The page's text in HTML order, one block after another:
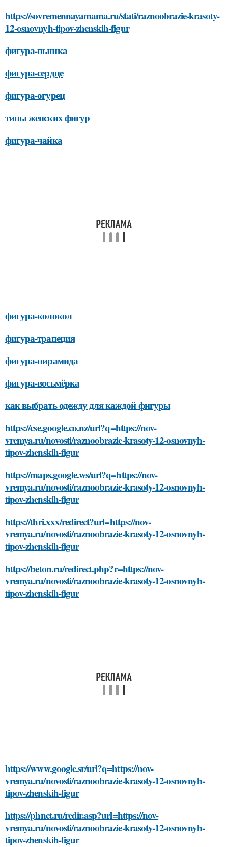
https://sovremennayamama.ru/stati/raznoobrazie-krasoty-
12-osnovnyh-tipov-zhenskih-figur
фигура-пышка
фигура-сердце
фигура-огурец
типы женских фигур
фигура-чайка
фигура-колокол
фигура-трапеция
фигура-пирамида
фигура-восьмёрка
как выбрать одежду для каждой фигуры
https://cse.google.co.nz/url?q=https://nov-
vremya.ru/novosti/raznoobrazie-krasoty-12-osnovnyh-
tipov-zhenskih-figur
https://maps.google.ws/url?q=https://nov-
vremya.ru/novosti/raznoobrazie-krasoty-12-osnovnyh-
tipov-zhenskih-figur
https://thri.xxx/redirect?url=https://nov-
vremya.ru/novosti/raznoobrazie-krasoty-12-osnovnyh-
tipov-zhenskih-figur
https://beton.ru/redirect.php?r=https://nov-
vremya.ru/novosti/raznoobrazie-krasoty-12-osnovnyh-
tipov-zhenskih-figur
https://www.google.sr/url?q=https://nov-
vremya.ru/novosti/raznoobrazie-krasoty-12-osnovnyh-
tipov-zhenskih-figur
https://phnet.ru/redir.asp?url=https://nov-
vremya.ru/novosti/raznoobrazie-krasoty-12-osnovnyh-
tipov-zhenskih-figur